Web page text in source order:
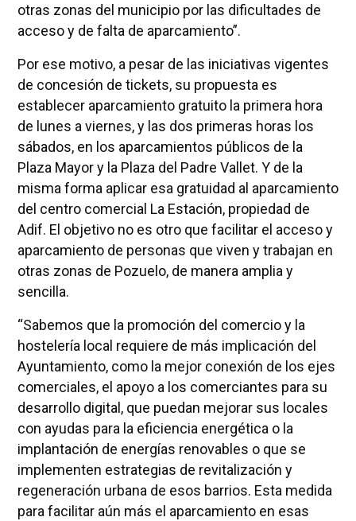
otras zonas del municipio por las dificultades de
acceso y de falta de aparcamiento”.
Por ese motivo, a pesar de las iniciativas vigentes
de concesión de tickets, su propuesta es
establecer aparcamiento gratuito la primera hora
de lunes a viernes, y las dos primeras horas los
sábados, en los aparcamientos públicos de la
Plaza Mayor y la Plaza del Padre Vallet. Y de la
misma forma aplicar esa gratuidad al aparcamiento
del centro comercial La Estación, propiedad de
Adif. El objetivo no es otro que facilitar el acceso y
aparcamiento de personas que viven y trabajan en
otras zonas de Pozuelo, de manera amplia y
sencilla.
“Sabemos que la promoción del comercio y la
hostelería local requiere de más implicación del
Ayuntamiento, como la mejor conexión de los ejes
comerciales, el apoyo a los comerciantes para su
desarrollo digital, que puedan mejorar sus locales
con ayudas para la eficiencia energética o la
implantación de energías renovables o que se
implementen estrategias de revitalización y
regeneración urbana de esos barrios. Esta medida
para facilitar aún más el aparcamiento en esas